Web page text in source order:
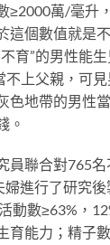
≥2000萬/毫升
這個數值就是
育”的男性能
不上父親，可
色地帶的男性
。
聯合對765名
進行了研究後
動數≥63%，
育能力；精子